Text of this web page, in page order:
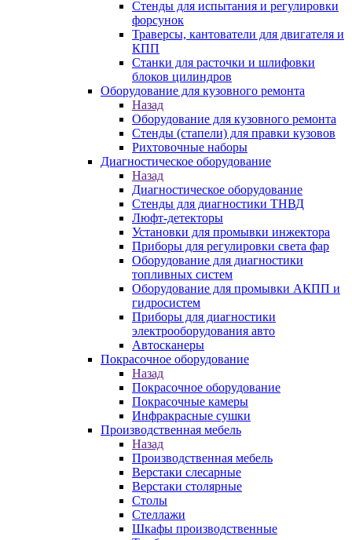
Стенды для испытания и регулировки
форсунок
Траверсы, кантователи для двигателя и
КПП
Станки для расточки и шлифовки
блоков цилиндров
Оборудование для кузовного ремонта
Назад
Оборудование для кузовного ремонта
Стенды (стапели) для правки кузовов
Рихтовочные наборы
Диагностическое оборудование
Назад
Диагностическое оборудование
Стенды для диагностики ТНВД
Люфт-детекторы
Установки для промывки инжектора
Приборы для регулировки света фар
Оборудование для диагностики
топливных систем
Оборудование для промывки АКПП и
гидросистем
Приборы для диагностики
электрооборудования авто
Автосканеры
Покрасочное оборудование
Назад
Покрасочное оборудование
Покрасочные камеры
Инфракрасные сушки
Производственная мебель
Назад
Производственная мебель
Верстаки слесарные
Верстаки столярные
Столы
Стеллажи
Шкафы производственные